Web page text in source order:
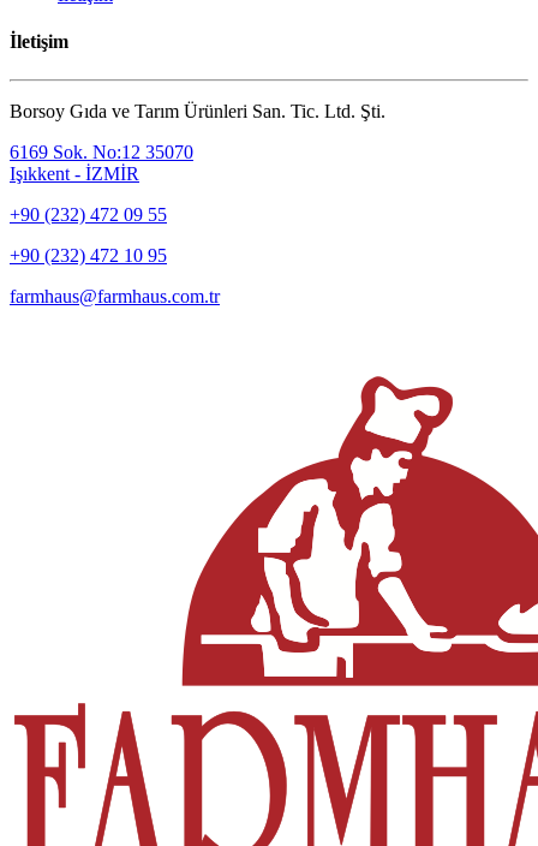
İletişim
Borsoy Gıda ve Tarım Ürünleri San. Tic. Ltd. Şti.
6169 Sok. No:12 35070
Işıkkent - İZMİR
+90 (232) 472 09 55
+90 (232) 472 10 95
farmhaus@farmhaus.com.tr